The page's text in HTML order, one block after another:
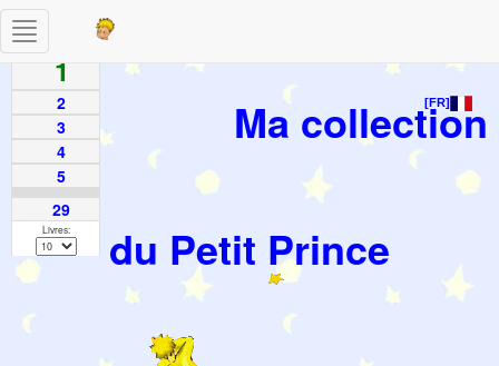
[FR]
Ma collection
du Petit Prince
Toggle
navigation
Pages
1
2
3
4
5
29
Livres: